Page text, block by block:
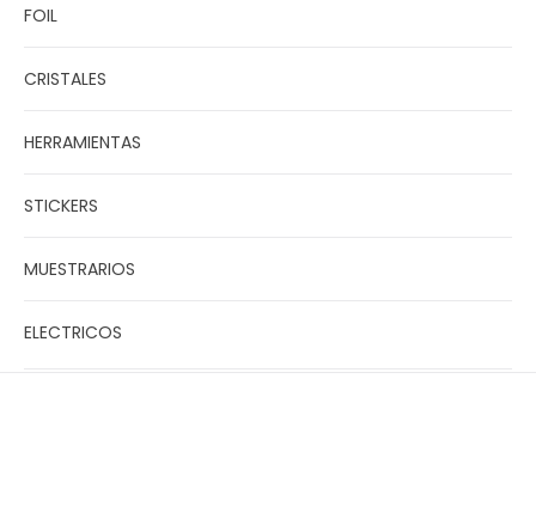
FOIL
CRISTALES
HERRAMIENTAS
STICKERS
MUESTRARIOS
ELECTRICOS